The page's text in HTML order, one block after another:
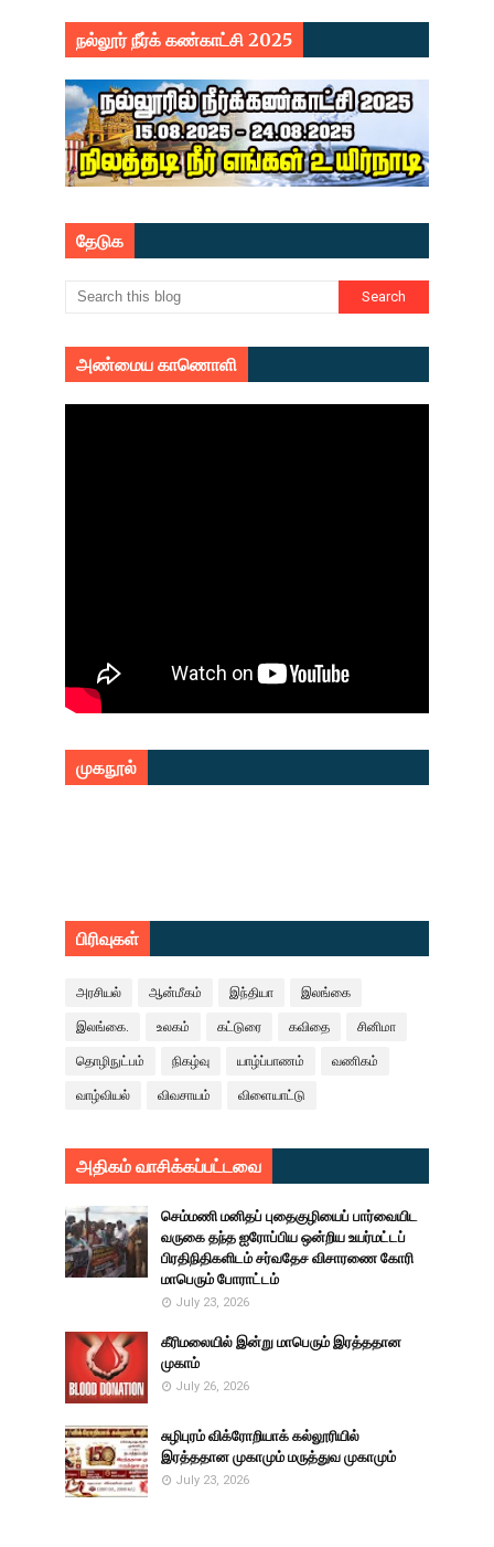
நல்லூர் நீர்க் கண்காட்சி 2025
தேடுக
அண்மைய காணொளி
முகநூல்
பிரிவுகள்
அரசியல் ஆன்மீகம் இந்தியா இலங்கை
இலங்கை. உலகம் கட்டுரை கவிதை சினிமா
தொழிநுட்பம் நிகழ்வு யாழ்ப்பாணம் வணிகம்
வாழ்வியல் விவசாயம் விளையாட்டு
அதிகம் வாசிக்கப்பட்டவை
செம்மணி மனிதப் புதைகுழியைப் பார்வையிட
வருகை தந்த ஐரோப்பிய ஒன்றிய உயர்மட்டப்
பிரதிநிதிகளிடம் சர்வதேச விசாரணை கோரி
மாபெரும் போராட்டம்
July 23, 2026
கீரிமலையில் இன்று மாபெரும் இரத்ததான
முகாம்
July 26, 2026
சுழிபுரம் விக்ரோறியாக் கல்லூரியில்
இரத்ததான முகாமும் மருத்துவ முகாமும்
July 23, 2026